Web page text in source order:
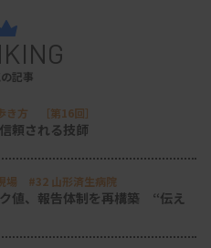
記事
き方 ［第16回］
頼される技師
場 #32 山形済生病院
値、報告体制を再構築 “伝え